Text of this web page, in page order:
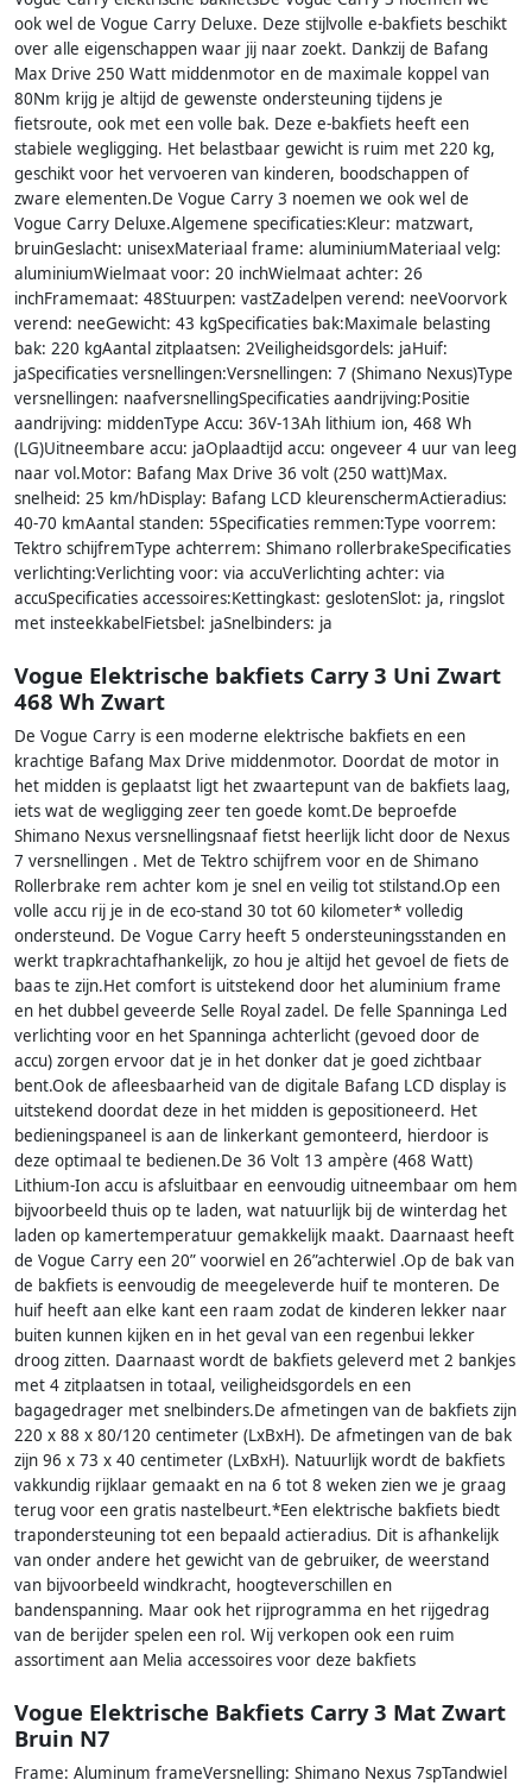
ook wel de Vogue Carry Deluxe. Deze stijlvolle e-bakfiets beschikt
over alle eigenschappen waar jij naar zoekt. Dankzij de Bafang
Max Drive 250 Watt middenmotor en de maximale koppel van
80Nm krijg je altijd de gewenste ondersteuning tijdens je
fietsroute, ook met een volle bak. Deze e-bakfiets heeft een
stabiele wegligging. Het belastbaar gewicht is ruim met 220 kg,
geschikt voor het vervoeren van kinderen, boodschappen of
zware elementen.De Vogue Carry 3 noemen we ook wel de
Vogue Carry Deluxe.Algemene specificaties:Kleur: matzwart,
bruinGeslacht: unisexMateriaal frame: aluminiumMateriaal velg:
aluminiumWielmaat voor: 20 inchWielmaat achter: 26
inchFramemaat: 48Stuurpen: vastZadelpen verend: neeVoorvork
verend: neeGewicht: 43 kgSpecificaties bak:Maximale belasting
bak: 220 kgAantal zitplaatsen: 2Veiligheidsgordels: jaHuif:
jaSpecificaties versnellingen:Versnellingen: 7 (Shimano Nexus)Type
versnellingen: naafversnellingSpecificaties aandrijving:Positie
aandrijving: middenType Accu: 36V-13Ah lithium ion, 468 Wh
(LG)Uitneembare accu: jaOplaadtijd accu: ongeveer 4 uur van leeg
naar vol.Motor: Bafang Max Drive 36 volt (250 watt)Max.
snelheid: 25 km/hDisplay: Bafang LCD kleurenschermActieradius:
40-70 kmAantal standen: 5Specificaties remmen:Type voorrem:
Tektro schijfremType achterrem: Shimano rollerbrakeSpecificaties
verlichting:Verlichting voor: via accuVerlichting achter: via
accuSpecificaties accessoires:Kettingkast: geslotenSlot: ja, ringslot
met insteekkabelFietsbel: jaSnelbinders: ja
Vogue Elektrische bakfiets Carry 3 Uni Zwart
468 Wh Zwart
De Vogue Carry is een moderne elektrische bakfiets en een
krachtige Bafang Max Drive middenmotor. Doordat de motor in
het midden is geplaatst ligt het zwaartepunt van de bakfiets laag,
iets wat de wegligging zeer ten goede komt.De beproefde
Shimano Nexus versnellingsnaaf fietst heerlijk licht door de Nexus
7 versnellingen . Met de Tektro schijfrem voor en de Shimano
Rollerbrake rem achter kom je snel en veilig tot stilstand.Op een
volle accu rij je in de eco-stand 30 tot 60 kilometer* volledig
ondersteund. De Vogue Carry heeft 5 ondersteuningsstanden en
werkt trapkrachtafhankelijk, zo hou je altijd het gevoel de fiets de
baas te zijn.Het comfort is uitstekend door het aluminium frame
en het dubbel geveerde Selle Royal zadel. De felle Spanninga Led
verlichting voor en het Spanninga achterlicht (gevoed door de
accu) zorgen ervoor dat je in het donker dat je goed zichtbaar
bent.Ook de afleesbaarheid van de digitale Bafang LCD display is
uitstekend doordat deze in het midden is gepositioneerd. Het
bedieningspaneel is aan de linkerkant gemonteerd, hierdoor is
deze optimaal te bedienen.De 36 Volt 13 ampère (468 Watt)
Lithium-Ion accu is afsluitbaar en eenvoudig uitneembaar om hem
bijvoorbeeld thuis op te laden, wat natuurlijk bij de winterdag het
laden op kamertemperatuur gemakkelijk maakt. Daarnaast heeft
de Vogue Carry een 20” voorwiel en 26”achterwiel .Op de bak van
de bakfiets is eenvoudig de meegeleverde huif te monteren. De
huif heeft aan elke kant een raam zodat de kinderen lekker naar
buiten kunnen kijken en in het geval van een regenbui lekker
droog zitten. Daarnaast wordt de bakfiets geleverd met 2 bankjes
met 4 zitplaatsen in totaal, veiligheidsgordels en een
bagagedrager met snelbinders.De afmetingen van de bakfiets zijn
220 x 88 x 80/120 centimeter (LxBxH). De afmetingen van de bak
zijn 96 x 73 x 40 centimeter (LxBxH). Natuurlijk wordt de bakfiets
vakkundig rijklaar gemaakt en na 6 tot 8 weken zien we je graag
terug voor een gratis nastelbeurt.*Een elektrische bakfiets biedt
trapondersteuning tot een bepaald actieradius. Dit is afhankelijk
van onder andere het gewicht van de gebruiker, de weerstand
van bijvoorbeeld windkracht, hoogteverschillen en
bandenspanning. Maar ook het rijprogramma en het rijgedrag
van de berijder spelen een rol. Wij verkopen ook een ruim
assortiment aan Melia accessoires voor deze bakfiets
Vogue Elektrische Bakfiets Carry 3 Mat Zwart
Bruin N7
Frame: Aluminum frameVersnelling: Shimano Nexus 7spTandwiel